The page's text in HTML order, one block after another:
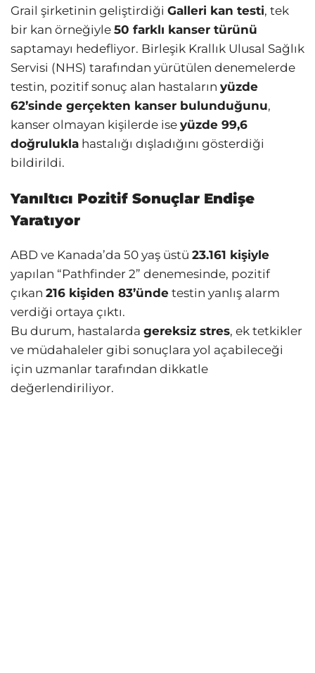
Grail şirketinin geliştirdiği Galleri kan testi, tek
bir kan örneğiyle 50 farklı kanser türünü
saptamayı hedefliyor. Birleşik Krallık Ulusal Sağlık
Servisi (NHS) tarafından yürütülen denemelerde
testin, pozitif sonuç alan hastaların yüzde
62’sinde gerçekten kanser bulunduğunu,
kanser olmayan kişilerde ise yüzde 99,6
doğrulukla hastalığı dışladığını gösterdiği
bildirildi.
Yanıltıcı Pozitif Sonuçlar Endişe
Yaratıyor
ABD ve Kanada’da 50 yaş üstü 23.161 kişiyle
yapılan “Pathfinder 2” denemesinde, pozitif
çıkan 216 kişiden 83’ünde testin yanlış alarm
verdiği ortaya çıktı.
Bu durum, hastalarda gereksiz stres, ek tetkikler
ve müdahaleler gibi sonuçlara yol açabileceği
için uzmanlar tarafından dikkatle
değerlendiriliyor.